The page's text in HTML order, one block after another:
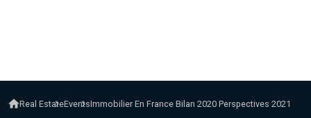
Real EstateEventsImmobilier En France Bilan 2020 Perspectives 2021